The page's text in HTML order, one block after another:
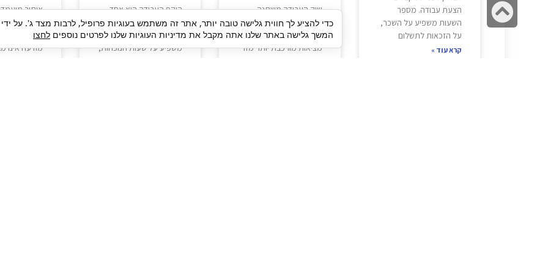
הצעת עבודה. מספר
השעות משפיע על השכר,
על הזכאות לתשלום
קרא עוד »
שוק העבודה משתנה
במהירות, ומעסיקים
נדרשים להתמודד עם
מציאות מורכבת יותר מזו
היקף העבודה הוא אחד
הנתונים החשובים ביותר
בכל הצעת עבודה. הוא
משפיע על שעות הנוכחות,
איתור
הפך
עבור
מודעה אינו
גלילה
לראש
העמוד
כדי להציע לך חווית גלישה טובה יותר, אתר זה משתמש בעוגיות פרופיל, לרבות מצד ג'. על ידי
המשך גלישה באתר שלנו אתה מקבל את מדיניות העוגיות שלנו לפרטים נוספים לחצו